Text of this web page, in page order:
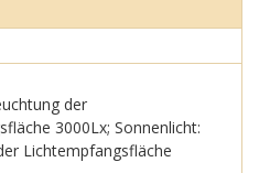
der
3000Lx; Sonnenlicht:
Lichtempfangsfläche